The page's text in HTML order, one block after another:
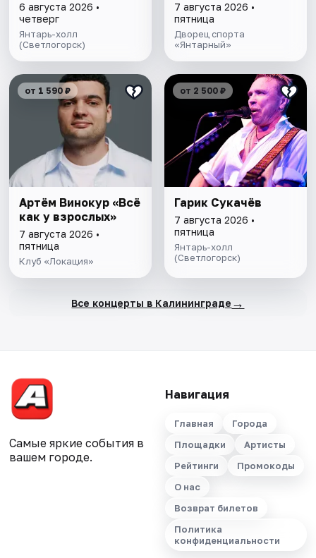
6 августа 2026 •
четверг
Янтарь-холл
(Светлогорск)
7 августа 2026 •
пятница
Дворец спорта
«Янтарный»
от 1 590 ₽
Артём Винокур «Всё
как у взрослых»
7 августа 2026 •
пятница
Клуб «Локация»
от 2 500 ₽
Гарик Сукачёв
7 августа 2026 •
пятница
Янтарь-холл
(Светлогорск)
Все концерты в Калининграде →
Самые яркие события в
вашем городе.
Навигация
Главная
Города
Площадки
Артисты
Рейтинги
Промокоды
О нас
Возврат билетов
Политика
конфиденциальности